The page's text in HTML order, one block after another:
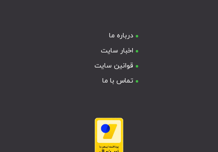
درباره ما
اخبار سایت
قوانین سایت
تماس با ما